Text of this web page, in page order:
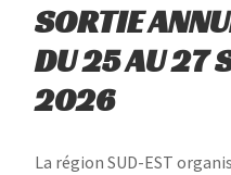
SORTIE
DU 25 AU 27
2026
La région SUD-EST